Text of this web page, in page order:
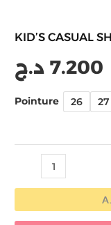
KID’S CASUAL
7.200 د.ج
Pointure 26 27